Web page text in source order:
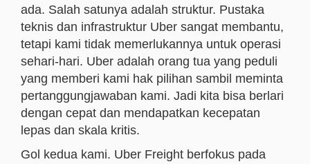
ada. Salah satunya adalah struktur. Pustaka
teknis dan infrastruktur Uber sangat membantu,
tetapi kami tidak memerlukannya untuk operasi
sehari-hari. Uber adalah orang tua yang peduli
yang memberi kami hak pilihan sambil meminta
pertanggungjawaban kami. Jadi kita bisa berlari
dengan cepat dan mendapatkan kecepatan
lepas dan skala kritis.
Gol kedua kami. Uber Freight berfokus pada